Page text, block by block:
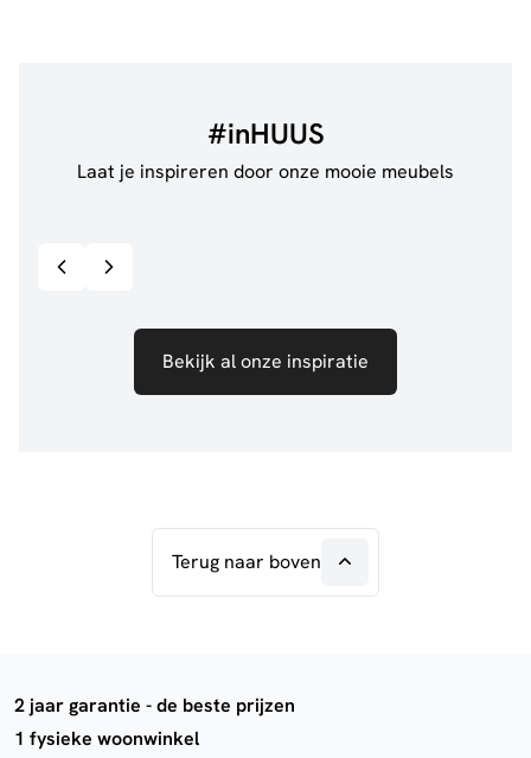
#inHUUS
Laat je inspireren door onze mooie meubels
Bekijk al onze inspiratie
Terug naar boven
2 jaar garantie - de beste prijzen
1 fysieke woonwinkel